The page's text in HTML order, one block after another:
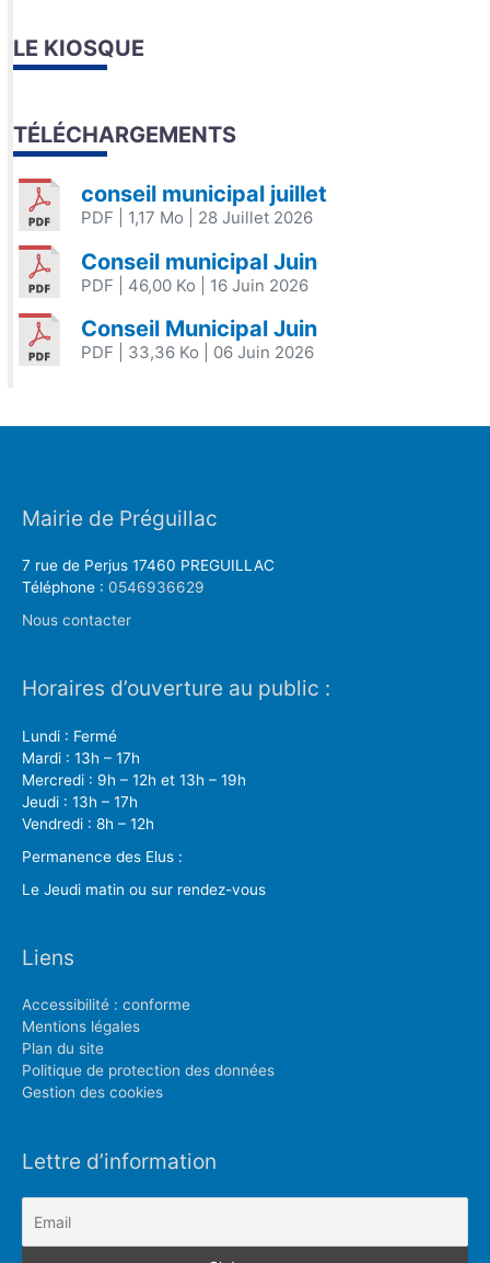
LE KIOSQUE
TÉLÉCHARGEMENTS
conseil municipal juillet
PDF | 1,17 Mo | 28 Juillet 2026
Conseil municipal Juin
PDF | 46,00 Ko | 16 Juin 2026
Conseil Municipal Juin
PDF | 33,36 Ko | 06 Juin 2026
Mairie de Préguillac
7 rue de Perjus 17460 PREGUILLAC
Téléphone : 0546936629
Nous contacter
Horaires d’ouverture au public :
Lundi : Fermé
Mardi : 13h – 17h
Mercredi : 9h – 12h et 13h – 19h
Jeudi : 13h – 17h
Vendredi : 8h – 12h
Permanence des Elus :
Le Jeudi matin ou sur rendez-vous
Liens
Accessibilité : conforme
Mentions légales
Plan du site
Politique de protection des données
Gestion des cookies
Lettre d’information